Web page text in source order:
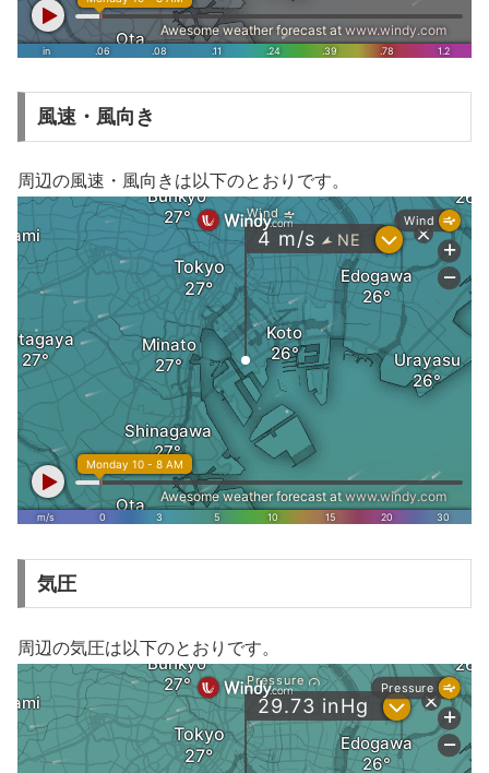
風速・風向き
周辺の風速・風向きは以下のとおりです。
気圧
周辺の気圧は以下のとおりです。